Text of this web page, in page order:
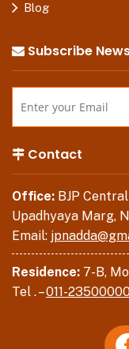
Blog
Subscribe
Contact
Office: BJP
Upadhyaya Marg,
Email:
Residence: 7-B,
Tel . –011-